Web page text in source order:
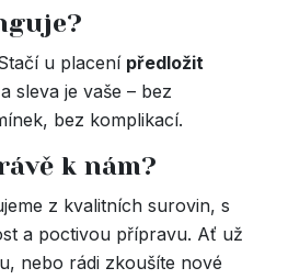
u placení předložit
a sleva je vaše – bez
bez komplikací.
k nám?
z kvalitních surovin, s
a poctivou přípravu. Ať už
nebo rádi zkoušíte nové